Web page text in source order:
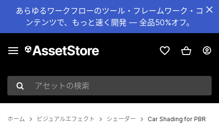
あらゆるワークフローのツール・フレームワーク・コ
ンテンツで、もっと速く開発 — 全品50%オフ。
アセットの検索
ホーム ビジュアルエフェクト シェーダー Car Shading for PBR